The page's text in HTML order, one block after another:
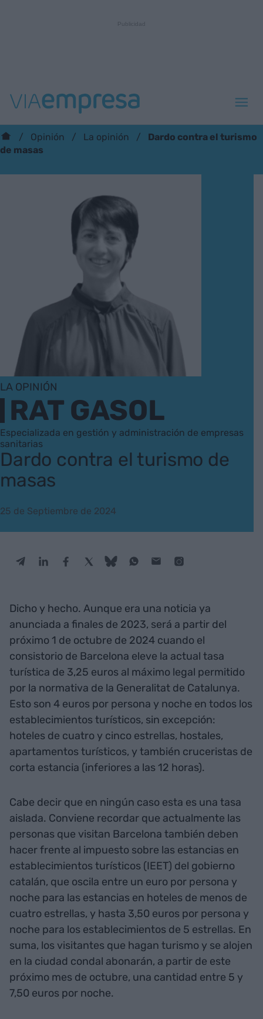
Opinión La opinión
Dardo contra el turismo
de masas
LA OPINIÓN
RAT GASOL
Especializada en gestión y administración de empresas
sanitarias
Dardo contra el turismo de
masas
25 de Septiembre de 2024
Dicho y hecho. Aunque era una noticia ya
anunciada a finales de 2023, será a partir del
próximo 1 de octubre de 2024 cuando el
consistorio de Barcelona eleve la actual tasa
turística de 3,25 euros al máximo legal permitido
por la normativa de la Generalitat de Catalunya.
Esto son 4 euros por persona y noche en todos los
establecimientos turísticos, sin excepción:
hoteles de cuatro y cinco estrellas, hostales,
apartamentos turísticos, y también cruceristas de
corta estancia (inferiores a las 12 horas).
Cabe decir que en ningún caso esta es una tasa
aislada. Conviene recordar que actualmente las
personas que visitan Barcelona también deben
hacer frente al impuesto sobre las estancias en
establecimientos turísticos (IEET) del gobierno
catalán, que oscila entre un euro por persona y
noche para las estancias en hoteles de menos de
cuatro estrellas, y hasta 3,50 euros por persona y
noche para los establecimientos de 5 estrellas. En
suma, los visitantes que hagan turismo y se alojen
en la ciudad condal abonarán, a partir de este
próximo mes de octubre, una cantidad entre 5 y
7,50 euros por noche.